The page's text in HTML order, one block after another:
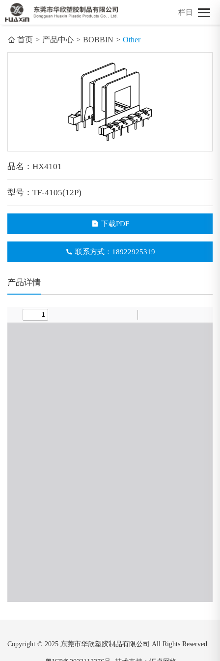
栏目
首页 > 产品中心 > BOBBIN > Other
品名：HX4101
型号：TF-4105(12P)
下载PDF
联系方式：18922925319
产品详情
Copyright © 2025 东莞市华欣塑胶制品有限公司 All Rights Reserved